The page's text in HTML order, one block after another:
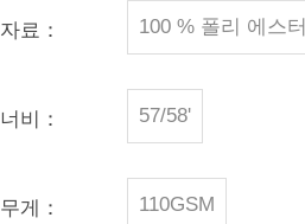
자료： 100 % 폴리 에스터
너비： 57/58'
무게： 110GSM